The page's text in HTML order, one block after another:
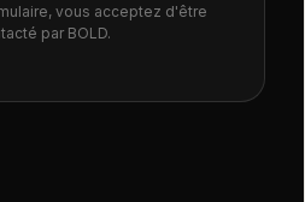
vous acceptez d'être
par BOLD.